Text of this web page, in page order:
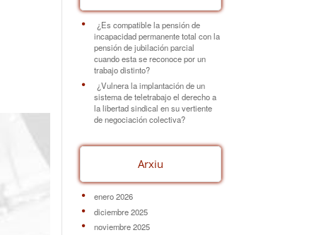
¿Es compatible la pensión de
incapacidad permanente total con la
pensión de jubilación parcial
cuando esta se reconoce por un
trabajo distinto?
¿Vulnera la implantación de un
sistema de teletrabajo el derecho a
la libertad sindical en su vertiente
de negociación colectiva?
Arxiu
enero 2026
diciembre 2025
noviembre 2025